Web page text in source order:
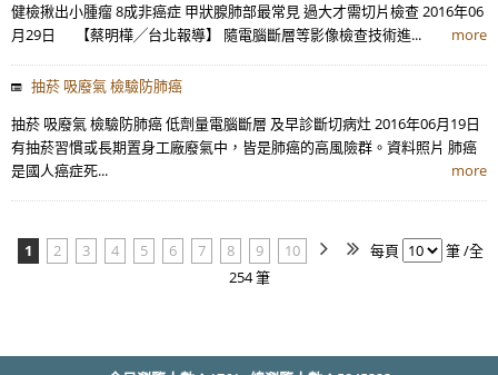
健檢揪出小腫瘤 8成非癌症 甲狀腺肺部最常見 過大才需切片檢查 2016年06
月29日 【蔡明樺╱台北報導】 隨電腦斷層等影像檢查技術進...
more
抽菸 吸廢氣 檢驗防肺癌
抽菸 吸廢氣 檢驗防肺癌 低劑量電腦斷層 及早診斷切病灶 2016年06月19日
有抽菸習慣或長期置身工廠廢氣中，皆是肺癌的高風險群。資料照片 肺癌
是國人癌症死...
more
1 2 3 4 5 6 7 8 9 10 每頁
筆 /全
254 筆